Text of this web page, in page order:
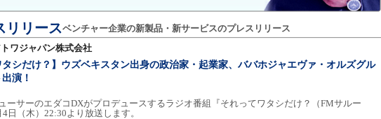
リリースベンチャー企業の新製品・新サービスのプレスリリース
ワジャパン株式会社
タシだけ？】ウズベキスタン出身の政治家・起業家、ババホジャエヴァ・オルズグル
演！
ーサーのエダコDXがプロデュースするラジオ番組『それってワタシだけ？（FMサルー
日（木）22:30より放送します。